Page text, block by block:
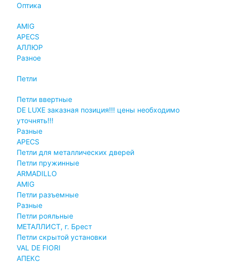
Оптика
AMIG
APECS
АЛЛЮР
Разное
Петли
Петли ввертные
DE LUXE заказная позиция!!! цены необходимо
уточнять!!!
Разные
APECS
Петли для металлических дверей
Петли пружинные
ARMADILLO
AMIG
Петли разъемные
Разные
Петли рояльные
МЕТАЛЛИСТ, г. Брест
Петли скрытой установки
VAL DE FIORI
АПЕКС